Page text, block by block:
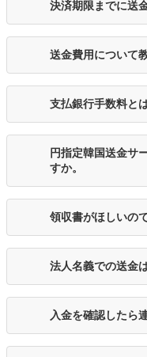
決済期限までに送
送金費用について
支払銀行手数料と
円指定韓国送金サ
すか。
領収書がほしいので
法人名義での送金
入金を確認したら